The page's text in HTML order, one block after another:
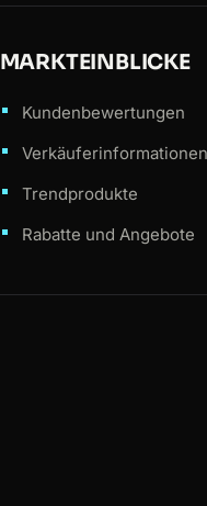
MARKTEINBLICKE
Kundenbewertungen
Verkäuferinformationen
Trendprodukte
Rabatte und Angebote